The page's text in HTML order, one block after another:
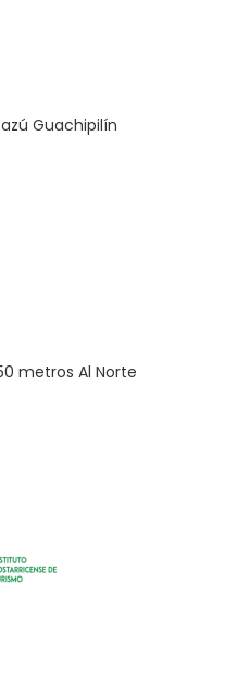
Guachipilín
metros Al Norte